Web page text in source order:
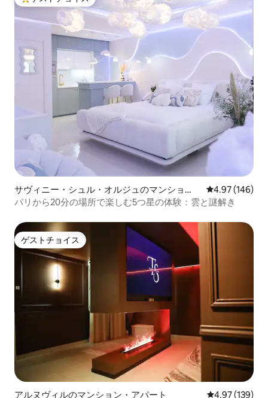
大好評のゲストチョイスです。
サヴィニー・シュル・オルジュのマンショ
ン・アパート
レビュー146
4.97 (146)
パリから20分の場所で楽しむ5つ星の体験：雲と謎解き
ゲストチョイス
ゲストチョイス
アルヌヴィルのマンション・アパート レビュー139
4.97 (139)